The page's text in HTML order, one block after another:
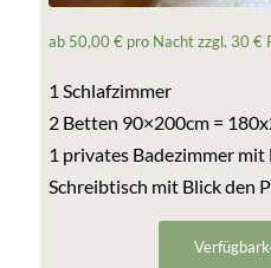
ab 50,00 € pro Nacht zzgl. 30 €
1 Schlafzimmer
2 Betten 90×200cm =
1 privates Badezimmer mit
Schreibtisch mit Blick den